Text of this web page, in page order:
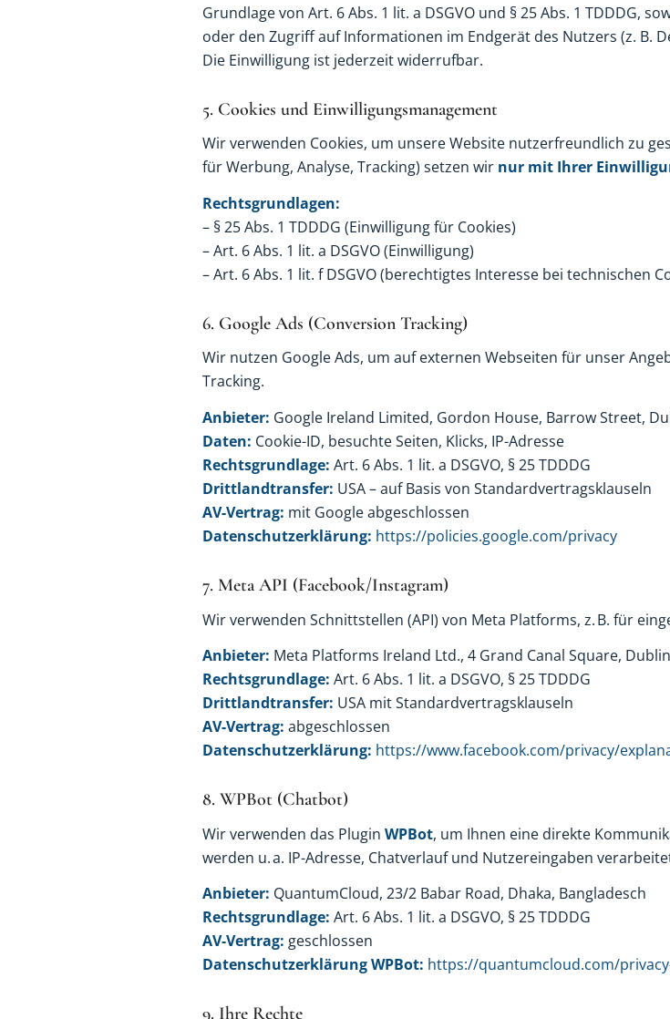
Grundlage von Art. 6 Abs. 1 lit. a DSGVO und § 25 Abs. 1 TDDDG,
oder den Zugriff auf Informationen im Endgerät des Nutzers (z. B.
Die Einwilligung ist jederzeit widerrufbar.
5. Cookies und Einwilligungsmanagement
Wir verwenden Cookies, um unsere Website nutzerfreundlich zu
für Werbung, Analyse, Tracking) setzen wir nur mit Ihrer
Rechtsgrundlagen:
– § 25 Abs. 1 TDDDG (Einwilligung für Cookies)
– Art. 6 Abs. 1 lit. a DSGVO (Einwilligung)
– Art. 6 Abs. 1 lit. f DSGVO (berechtigtes Interesse bei technischen
6. Google Ads (Conversion Tracking)
Wir nutzen Google Ads, um auf externen Webseiten für unser
Tracking.
Anbieter: Google Ireland Limited, Gordon House, Barrow Street,
Daten: Cookie-ID, besuchte Seiten, Klicks, IP-Adresse
Rechtsgrundlage: Art. 6 Abs. 1 lit. a DSGVO, § 25 TDDDG
Drittlandtransfer: USA – auf Basis von Standardvertragsklauseln
AV-Vertrag: mit Google abgeschlossen
Datenschutzerklärung: https://policies.google.com/privacy
7. Meta API (Facebook/Instagram)
Wir verwenden Schnittstellen (API) von Meta Platforms, z. B. für
Anbieter: Meta Platforms Ireland Ltd., 4 Grand Canal Square,
Rechtsgrundlage: Art. 6 Abs. 1 lit. a DSGVO, § 25 TDDDG
Drittlandtransfer: USA mit Standardvertragsklauseln
AV-Vertrag: abgeschlossen
Datenschutzerklärung: https://www.facebook.com/privacy/
8. WPBot (Chatbot)
Wir verwenden das Plugin WPBot, um Ihnen eine direkte
werden u. a. IP-Adresse, Chatverlauf und Nutzereingaben
Anbieter: QuantumCloud, 23/2 Babar Road, Dhaka, Bangladesch
Rechtsgrundlage: Art. 6 Abs. 1 lit. a DSGVO, § 25 TDDDG
AV-Vertrag: geschlossen
Datenschutzerklärung WPBot: https://quantumcloud.com/
9. Ihre Rechte